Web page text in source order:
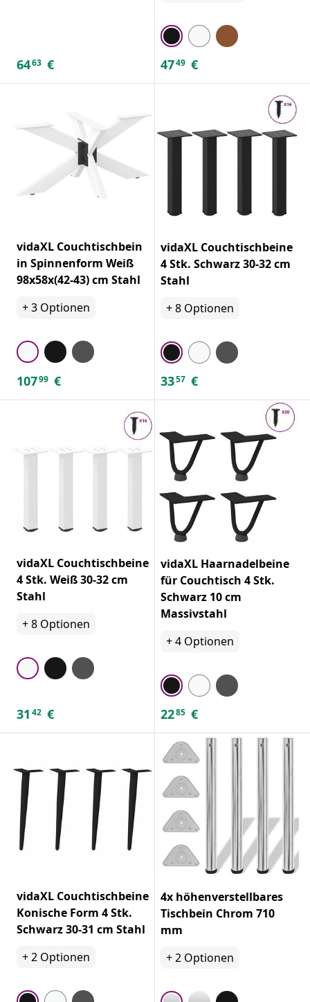
6463 € 4749 €
vidaXL Couchtischbein
in Spinnenform Weiß
98x58x(42-43) cm Stahl
+3 Optionen
10799 €
vidaXL Couchtischbeine
4 Stk. Schwarz 30-32 cm
Stahl
+8 Optionen
3357 €
vidaXL Couchtischbeine
4 Stk. Weiß 30-32 cm
Stahl
+8 Optionen
31 42 €
vidaXL Haarnadelbeine
für Couchtisch 4 Stk.
Schwarz 10 cm
Massivstahl
+4 Optionen
2285 €
vidaXL Couchtischbeine
Konische Form 4 Stk.
Schwarz 30-31 cm Stahl
+2 Optionen
4x höhenverstellbares
Tischbein Chrom 710
mm
+2 Optionen